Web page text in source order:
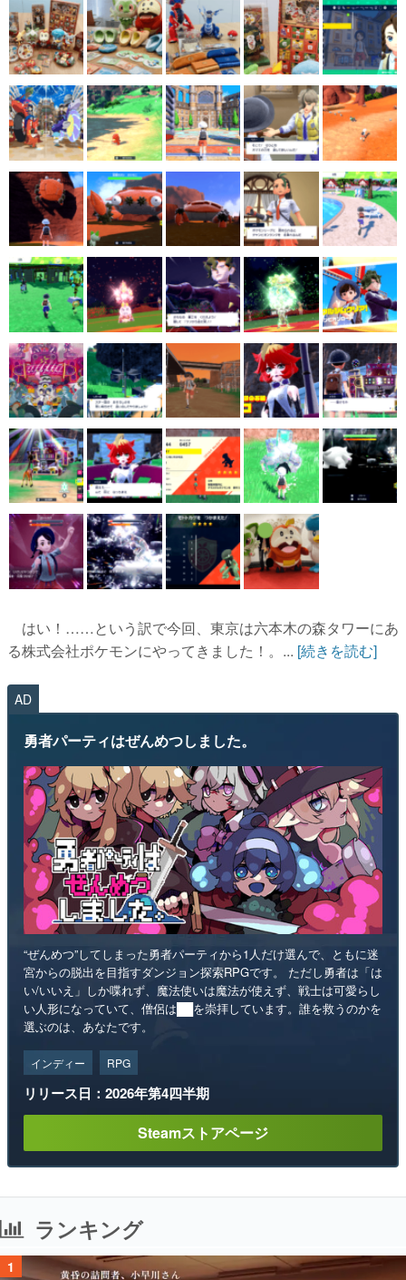
はい！……という訳で今回、東京は六本木の森タワーにあ
る株式会社ポケモンにやってきました！。... [続きを読む]
AD
勇者パーティはぜんめつしました。
“ぜんめつ”してしまった勇者パーティから1人だけ選んで、ともに迷
宮からの脱出を目指すダンジョン探索RPGです。 ただし勇者は「は
い/いいえ」しか喋れず、魔法使いは魔法が使えず、戦士は可愛らし
い人形になっていて、僧侶は██を崇拝しています。誰を救うのかを
選ぶのは、あなたです。
インディー RPG
リリース日：2026年第4四半期
Steamストアページ
ランキング
1